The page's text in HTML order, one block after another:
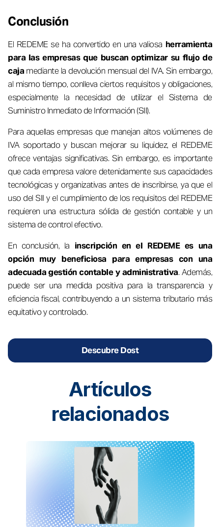
Conclusión
El REDEME se ha convertido en una valiosa herramienta
para las empresas que buscan optimizar su flujo de
caja mediante la devolución mensual del IVA. Sin embargo,
al mismo tiempo, conlleva ciertos requisitos y obligaciones,
especialmente la necesidad de utilizar el Sistema de
Suministro Inmediato de Información (SII).
Para aquellas empresas que manejan altos volúmenes de
IVA soportado y buscan mejorar su liquidez, el REDEME
ofrece ventajas significativas. Sin embargo, es importante
que cada empresa valore detenidamente sus capacidades
tecnológicas y organizativas antes de inscribirse, ya que el
uso del SII y el cumplimiento de los requisitos del REDEME
requieren una estructura sólida de gestión contable y un
sistema de control efectivo.
En conclusión, la inscripción en el REDEME es una
opción muy beneficiosa para empresas con una
adecuada gestión contable y administrativa. Además,
puede ser una medida positiva para la transparencia y
eficiencia fiscal, contribuyendo a un sistema tributario más
equitativo y controlado.
Descubre Dost
Artículos
relacionados